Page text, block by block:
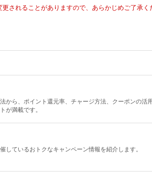
されることがありますので、あらかじめご了承く
から、ポイント還元率、チャージ方法、クーポンの活
が満載です。
ているおトクなキャンペーン情報を紹介します。